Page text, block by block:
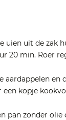
uien uit de zak
20 min. Roer
aardappelen
een kopje
pan zonder